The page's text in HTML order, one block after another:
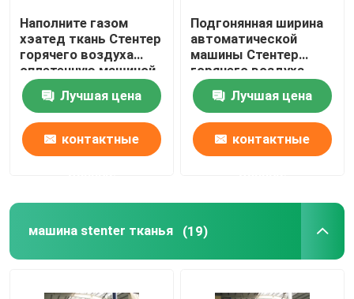
Проверка качества
Свяжитесь мы
новости
доводочный станок стентер
stenter установки жары
Наполните газом
хэатед ткань Стентер
горячего воздуха
сплетенную машиной
заканчивая
совмещенные Пин
Стентер/зажим
Лучшая цена
контактные
Подгонянная ширина
автоматической
машины Стентер
горячего воздуха
вертикальная цепная
узкая Лучшая цена
контактные
машина stenter тканья (19)